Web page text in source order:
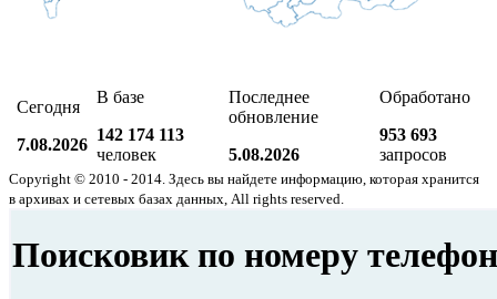
Сегодня
7.08.2026
В базе
142 174 113
человек
Последнее
обновление
5.08.2026
Обработано
953 693
запросов
Copyright © 2010 - 2014. Здесь вы найдете информацию, которая хранится
в архивах и сетевых базах данных, All rights reserved.
Поисковик по номеру